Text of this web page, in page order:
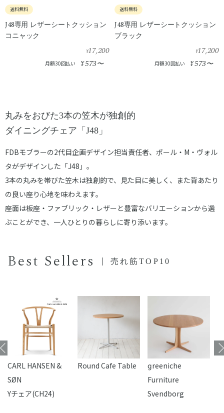
送料無料
J48専用 レザーシートクッション
コニャック
¥17,200
月額30回払い ¥573〜
送料無料
J48専用 レザーシートクッション
ブラック
¥17,200
月額30回払い ¥573〜
丸みをおびた3本の笠木が独創的
ダイニングチェア「J48」
FDBモブラーの2代目企画デザイン担当責任者、ポール・M・ヴォル
タがデザインした「J48」。
3本の丸みを帯びた笠木は独創的で、見た目に美しく、また背あたり
の良い座り心地を味わえます。
座面は板座・ファブリック・レザーと豊富なバリエーションから選
ぶことができ、一人ひとりの暮らしに寄り添います。
Best Sellers 売れ筋TOP10
CARL HANSEN &
SØN
Yチェア(CH24)
Round Cafe Table
reeniche
Furniture
Svendborg